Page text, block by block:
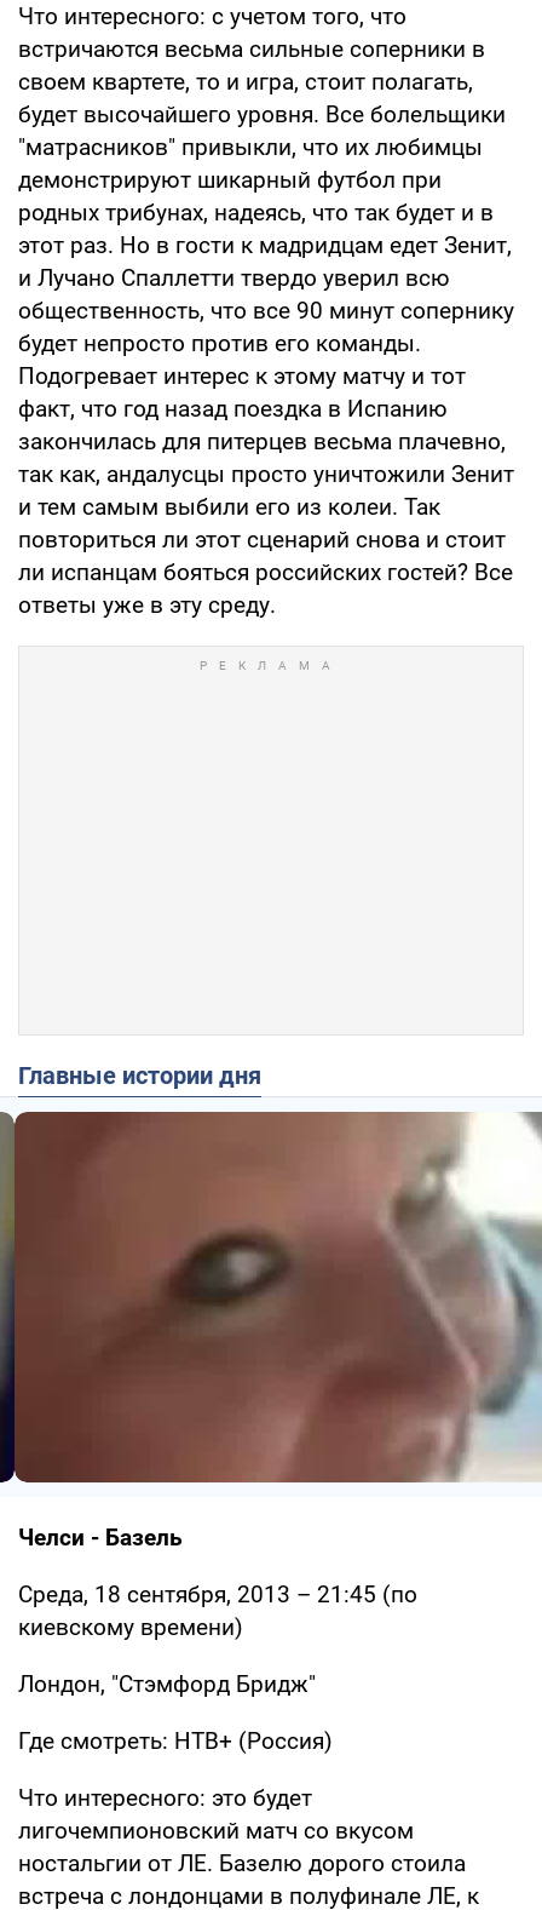
Что интересного: с учетом того, что
встричаются весьма сильные соперники в
своем квартете, то и игра, стоит полагать,
будет высочайшего уровня. Все болельщики
"матрасников" привыкли, что их любимцы
демонстрируют шикарный футбол при
родных трибунах, надеясь, что так будет и в
этот раз. Но в гости к мадридцам едет Зенит,
и Лучано Спаллетти твердо уверил всю
общественность, что все 90 минут сопернику
будет непросто против его команды.
Подогревает интерес к этому матчу и тот
факт, что год назад поездка в Испанию
закончилась для питерцев весьма плачевно,
так как, андалусцы просто уничтожили Зенит
и тем самым выбили его из колеи. Так
повториться ли этот сценарий снова и стоит
ли испанцам бояться российских гостей? Все
ответы уже в эту среду.
Главные истории дня
Челси - Базель
Среда, 18 сентября, 2013 – 21:45 (по
киевскому времени)
Лондон, "Стэмфорд Бридж"
Где смотреть: НТВ+ (Россия)
Что интересного: это будет
лигочемпионовский матч со вкусом
ностальгии от ЛЕ. Базелю дорого стоила
встреча с лондонцами в полуфинале ЛЕ, к